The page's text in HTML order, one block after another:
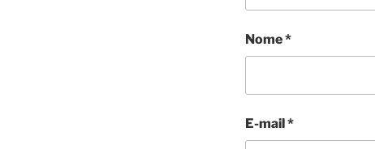
Nome*
E-mail *